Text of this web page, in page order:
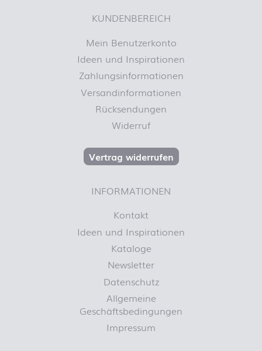
KUNDENBEREICH
Mein Benutzerkonto
Ideen und Inspirationen
Zahlungsinformationen
Versandinformationen
Rücksendungen
Widerruf
Vertrag widerrufen
INFORMATIONEN
Kontakt
Ideen und Inspirationen
Kataloge
Newsletter
Datenschutz
Allgemeine
Geschäftsbedingungen
Impressum